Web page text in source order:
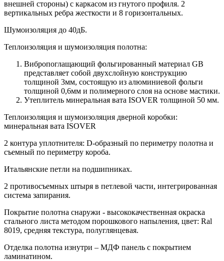
внешней стороны) c каркасом из гнутого профиля. 2
вертикальных ребра жесткости и 8 горизонтальных.
Шумоизоляция до 40дБ.
Теплоизоляция и шумоизоляция полотна:
Вибропоглащающий фольгированный материал GB
представляет собой двухслойную конструкцию
толщиной 3мм, состоящую из алюминиевой фольги
толщиной 0,6мм и полимерного слоя на основе мастики.
Утеплитель минеральная вата ISOVER толщиной 50 мм.
Теплоизоляция и шумоизоляция дверной коробки:
минеральная вата ISOVER
2 контура уплотнителя: D-образный по периметру полотна и
съемный по периметру короба.
Итальянские петли на подшипниках.
2 противосъемных штыря в петлевой части, интегрированная
система запирания.
Покрытие полотна снаружи - высококачественная окраска
стального листа методом порошкового напыления, цвет: Ral
8019, средняя текстура, полуглянцевая.
Отделка полотна изнутри – МДФ панель с покрытием
ламинатином.